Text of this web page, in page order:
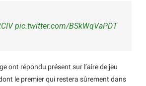
pic.twitter.com/BSkWqVaPDT
ont répondu présent sur l’aire de jeu
le premier qui restera sûrement dans